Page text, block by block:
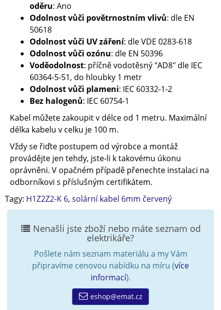
oděru: Ano
Odolnost vůči povětrnostním vlivů: dle EN
50618
Odolnost vůči UV záření: dle VDE 0283-618
Odolnost vůči ozónu: dle EN 50396
Voděodolnost: příčně vodotěsný "AD8" dle IEC
60364-5-51, do hloubky 1 metr
Odolnost vůči plameni: IEC 60332-1-2
Bez halogenů: IEC 60754-1
Kabel můžete zakoupit v délce od 1 metru. Maximální
délka kabelu v celku je 100 m.
Vždy se řiďte postupem od výrobce a montáž
provádějte jen tehdy, jste-li k takovému úkonu
oprávněni. V opačném případě přenechte instalaci na
odborníkovi s příslušným certifikátem.
Tagy: H1Z2Z2-K 6, solární kabel 6mm červený
Nenašli jste zboží nebo máte seznam od
elektrikáře?
Pošlete nám seznam materiálu a my Vám
připravíme cenovou nabídku na míru (více
informací).
eshop@emat.cz